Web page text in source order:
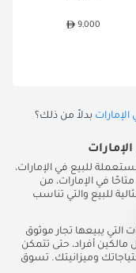
9,000
بدلاً من ذلك؟
للبيع في الإمارات،
34 إعلانًا متاحًا في الإمارات، من
للبيع والتي تناسب
الموثوقة والمتنوعة 32 سيارات التي يبيعها تجار موثوق
من قبل مالكين أفراد، حتى تتمكن
وميزانيتك. تسوق